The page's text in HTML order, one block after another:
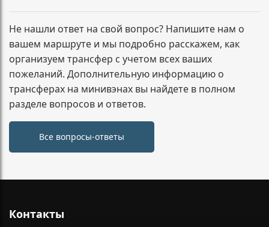
Да. При бронировании трансфера туда и обратно
скидка 10% на обратный маршрут применяется
автоматически и фиксируется в подтверждении
заказа.
Не нашли ответ на свой вопрос? Напишите нам о
вашем маршруте и мы подробно расскажем, как
организуем трансфер с учетом всех ваших
пожеланий. Дополнительную информацию о
трансферах на минивэнах вы найдете в полном
разделе вопросов и ответов.
Все вопросы-ответы
Контакты